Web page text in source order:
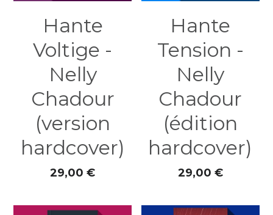
Hante
Voltige -
Nelly
Chadour
(version
hardcover)
29,00 €
Hante
Tension -
Nelly
Chadour
(édition
hardcover)
29,00 €